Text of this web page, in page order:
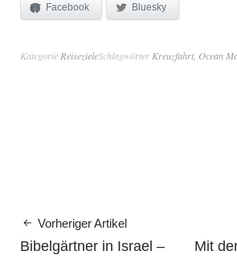
Facebook Bluesky
Kategorie ReisezieleSchlagwörter Kreuzfahrt, Ocean
Vorheriger Artikel
Bibelgärtner in Israel –
Mit